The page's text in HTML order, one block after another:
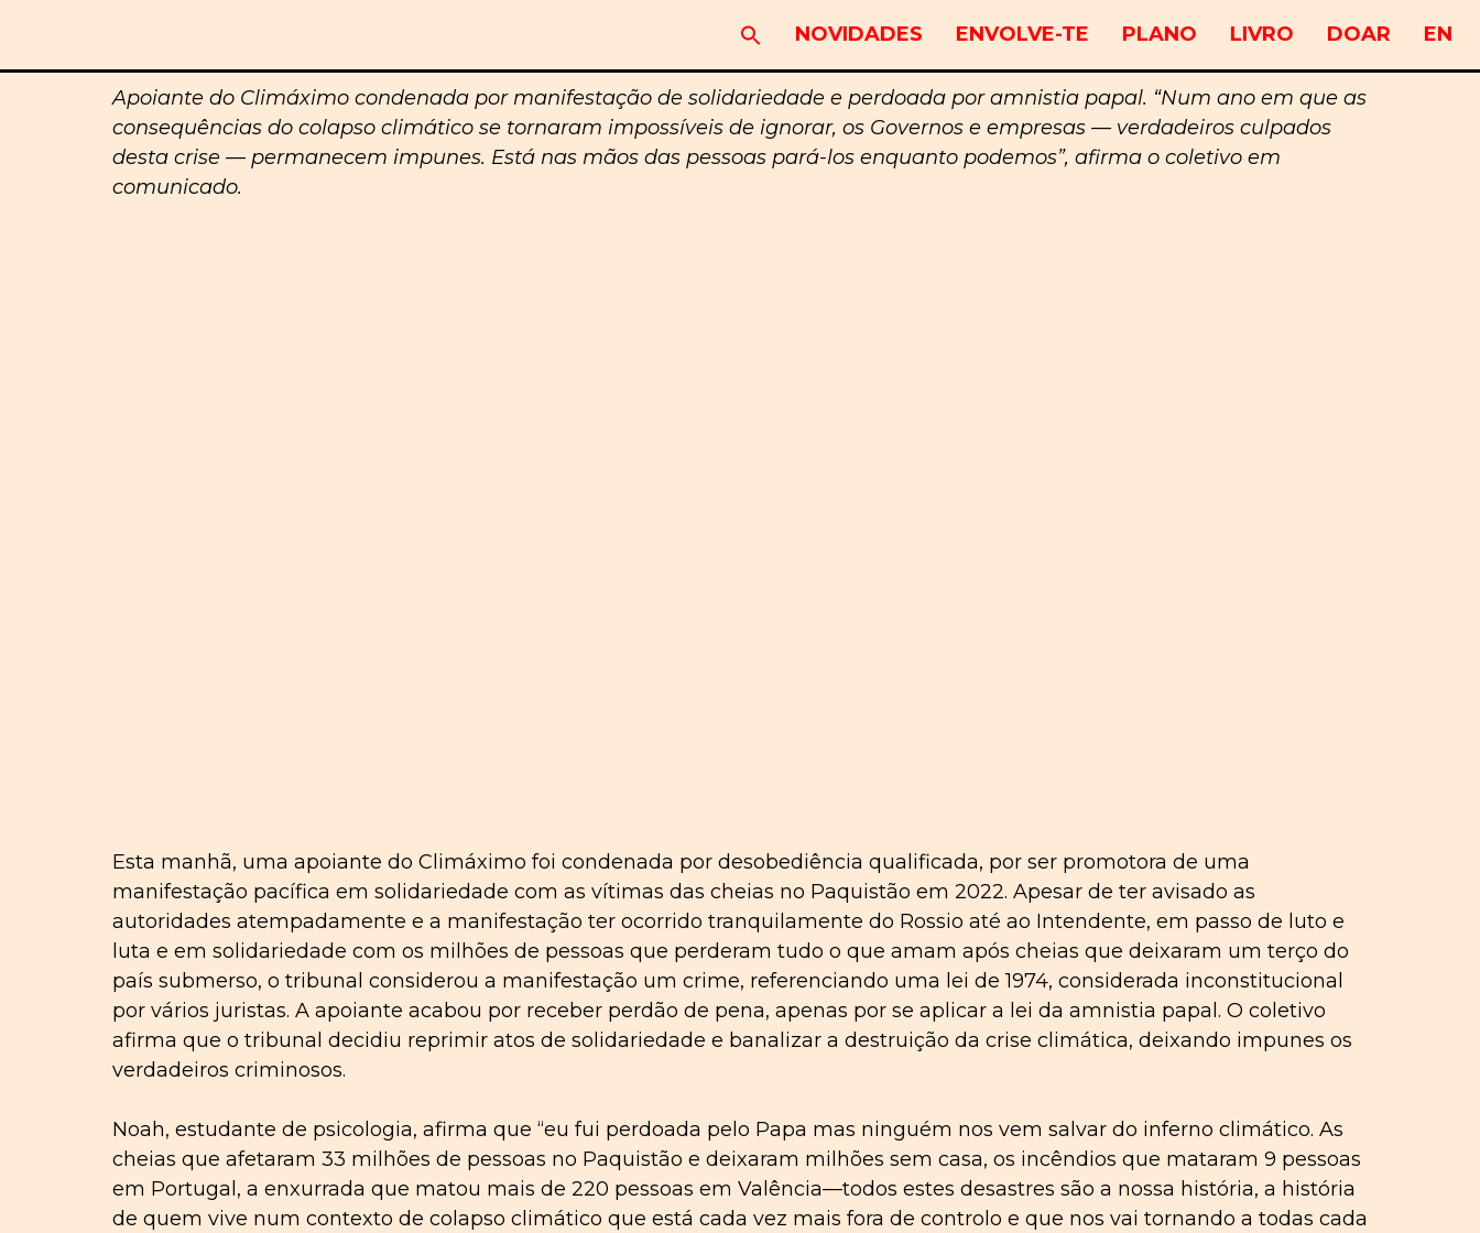
NOVIDADES ENVOLVE-TE PLANO LIVRO DOAR EN
Apoiante do Climáximo condenada por manifestação de solidariedade e perdoada por amnistia papal. “Num ano em que as
consequências do colapso climático se tornaram impossíveis de ignorar, os Governos e empresas — verdadeiros culpados
desta crise — permanecem impunes. Está nas mãos das pessoas pará-los enquanto podemos”, afirma o coletivo em
comunicado.
Esta manhã, uma apoiante do Climáximo foi condenada por desobediência qualificada, por ser promotora de uma
manifestação pacífica em solidariedade com as vítimas das cheias no Paquistão em 2022. Apesar de ter avisado as
autoridades atempadamente e a manifestação ter ocorrido tranquilamente do Rossio até ao Intendente, em passo de luto e
luta e em solidariedade com os milhões de pessoas que perderam tudo o que amam após cheias que deixaram um terço do
país submerso, o tribunal considerou a manifestação um crime, referenciando uma lei de 1974, considerada inconstitucional
por vários juristas. A apoiante acabou por receber perdão de pena, apenas por se aplicar a lei da amnistia papal. O coletivo
afirma que o tribunal decidiu reprimir atos de solidariedade e banalizar a destruição da crise climática, deixando impunes os
verdadeiros criminosos.
Noah, estudante de psicologia, afirma que “eu fui perdoada pelo Papa mas ninguém nos vem salvar do inferno climático. As
cheias que afetaram 33 milhões de pessoas no Paquistão e deixaram milhões sem casa, os incêndios que mataram 9 pessoas
em Portugal, a enxurrada que matou mais de 220 pessoas em Valência—todos estes desastres são a nossa história, a história
de quem vive num contexto de colapso climático que está cada vez mais fora de controlo e que nos vai tornando a todas cada